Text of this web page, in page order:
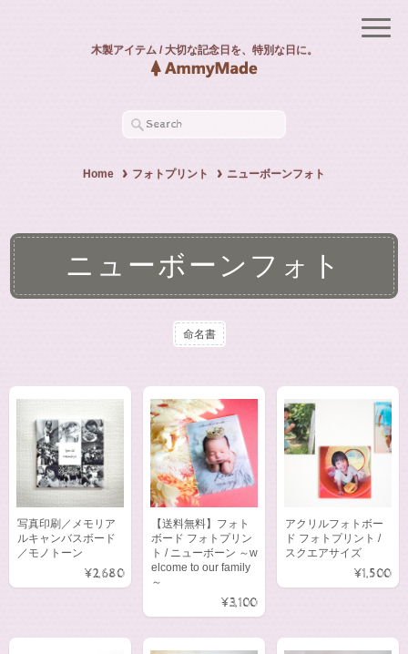
木製アイテム / 大切な記念日を、特別な日に。
Home フォトプリント ニューボーンフォト
ニューボーンフォト
命名書
写真印刷／メモリア
ルキャンバスボード
／モノトーン
¥2,680
【送料無料】フォト
ボード フォトプリン
ト / ニューボーン ～w
elcome to our family
～
¥3,100
アクリルフォトボー
ド フォトプリント /
スクエアサイズ
¥1,500